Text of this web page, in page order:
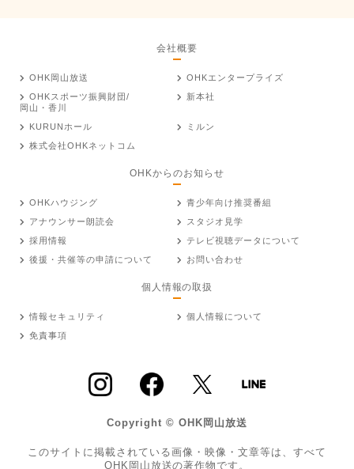
会社概要
OHK岡山放送
OHKエンタープライズ
OHKスポーツ振興財団/
岡山・香川
新本社
KURUNホール
ミルン
株式会社OHKネットコム
OHKからのお知らせ
OHKハウジング
青少年向け推奨番組
アナウンサー朗読会
スタジオ見学
採用情報
テレビ視聴データについて
後援・共催等の申請について
お問い合わせ
個人情報の取扱
情報セキュリティ
個人情報について
免責事項
Copyright © OHK岡山放送
このサイトに掲載されている画像・映像・文章等は、すべて
OHK岡山放送の著作物です。